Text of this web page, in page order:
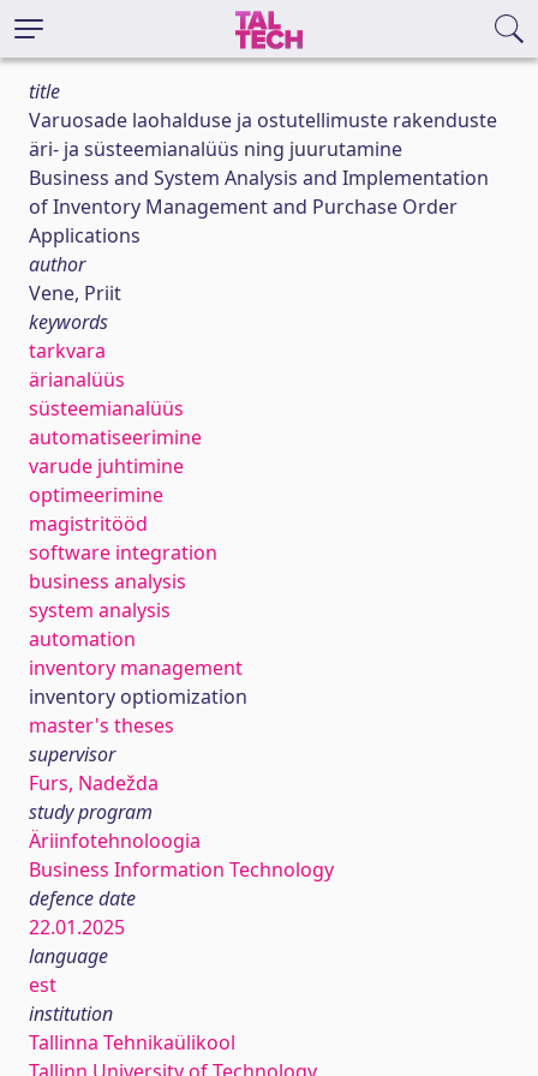
title
Varuosade laohalduse ja ostutellimuste rakenduste
äri- ja süsteemianalüüs ning juurutamine
Business and System Analysis and Implementation
of Inventory Management and Purchase Order
Applications
author
Vene, Priit
keywords
tarkvara
ärianalüüs
süsteemianalüüs
automatiseerimine
varude juhtimine
optimeerimine
magistritööd
software integration
business analysis
system analysis
automation
inventory management
inventory optiomization
master's theses
supervisor
Furs, Nadežda
study program
Äriinfotehnoloogia
Business Information Technology
defence date
22.01.2025
language
est
institution
Tallinna Tehnikaülikool